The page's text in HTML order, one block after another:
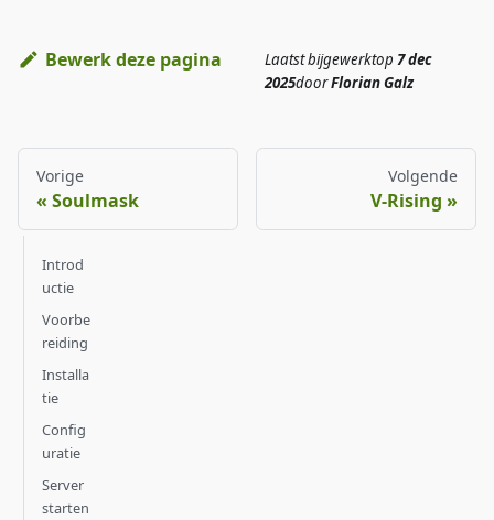
Bewerk deze pagina Laatst bijgewerktop 7 dec
2025doorFlorian Galz
Vorige
Soulmask
Volgende
V-Rising
Introd
uctie
Voorbe
reiding
Installa
tie
Config
uratie
Server
starten